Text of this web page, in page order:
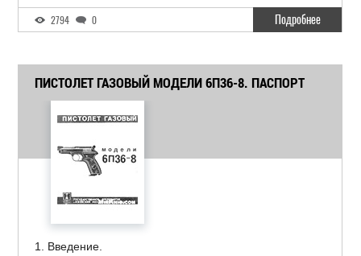
2794 0 Подробнее
ПИСТОЛЕТ ГАЗОВЫЙ МОДЕЛИ 6П36-8. ПАСПОРТ
1. Введение.